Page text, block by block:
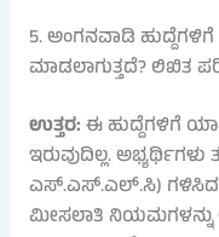
5. ಅಂಗನವಾಡಿ
ಮಾಡಲಾಗುತ್ತದೆ? ಲಿಖಿತ
ಉತ್ತರ:ಈ ಹುದ್ದೆಗಳಿಗೆ
ಇರುವುದಿಲ್ಲ.
ಎಸ್.ಎಸ್.ಎಲ್.ಸಿ) ಗಳಿಸಿದ
ಮೀಸಲಾತಿ